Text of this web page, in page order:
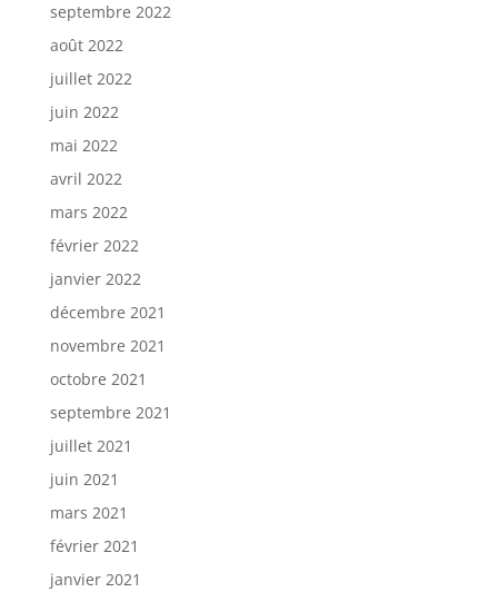
septembre 2022
août 2022
juillet 2022
juin 2022
mai 2022
avril 2022
mars 2022
février 2022
janvier 2022
décembre 2021
novembre 2021
octobre 2021
septembre 2021
juillet 2021
juin 2021
mars 2021
février 2021
janvier 2021